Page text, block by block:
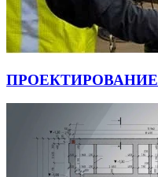
ПРОЕКТИРОВАНИЕ